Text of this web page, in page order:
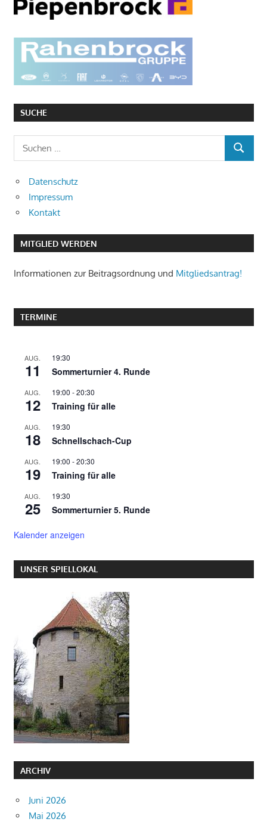
SUCHE
SUCHEN
Datenschutz
Impressum
Kontakt
MITGLIED WERDEN
Informationen zur Beitragsordnung und Mitgliedsantrag!
TERMINE
AUG.
11
19:30
Sommerturnier 4. Runde
AUG.
12
19:00 -20:30
Training für alle
AUG.
18
19:30
Schnellschach-Cup
AUG.
19
19:00 -20:30
Training für alle
AUG.
25
19:30
Sommerturnier 5. Runde
Kalender anzeigen
UNSER SPIELLOKAL
ARCHIV
Juni 2026
Mai 2026